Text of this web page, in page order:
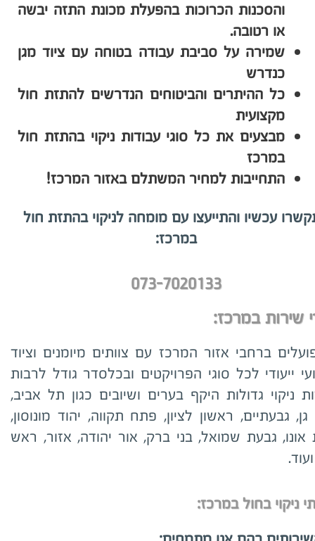
והסכנות הכרוכות בהפעלת מכונת התזה יבשה
או רטובה.
שמירה על סביבת עבודה בטוחה עם ציוד מגן
כנדרש
כל ההיתרים והביטוחים הנדרשים להתזת חול
מקצועית
מבצעים את כל סוגי עבודות ניקוי בהתזת חול
במרכז
התחייבות למחיר המשתלם באזור המרכז!
עכשיו והתייעצו עם מומחה לניקוי בהתזת חול
במרכז:
073-7020133
שירות במרכז:
ברחבי אזור המרכז עם צוותים מיומנים וציוד
ייעודי לכל סוגי הפרויקטים ובכלסדר גודל לרבות
ניקוי גדולות היקף בערים ושיובים כגון תל אביב,
גבעתיים, ראשון לציון, פתח תקווה, יהוד מונוסון,
גבעת שמואל, בני ברק, אור יהודה, אזור, ראש
ניקוי בחול במרכז: